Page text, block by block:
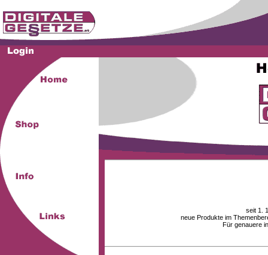
seit 1.
neue Produkte im
Für genauere